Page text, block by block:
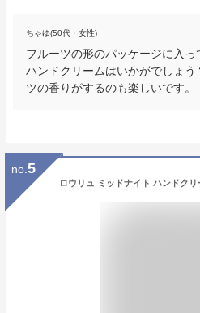
ちゃゆ(50代・女性)
フルーツの形のパッケージに入
ハンドクリームはいかがでしょ
ツの香りがするのも楽しいです。
no. 5